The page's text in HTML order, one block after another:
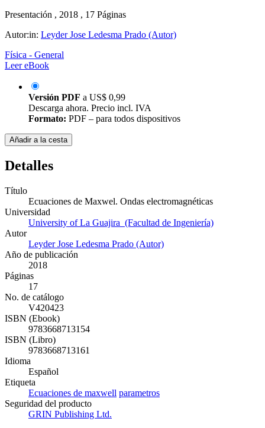
Presentación , 2018 , 17 Páginas
Autor:in: Leyder Jose Ledesma Prado (Autor)
Física - General
Leer eBook
Versión PDF a US$ 0,99
Descarga ahora. Precio incl. IVA
Formato: PDF – para todos dispositivos
Añadir a la cesta
Detalles
Título
Ecuaciones de Maxwel. Ondas electromagnéticas
Universidad
University of La Guajira (Facultad de Ingeniería)
Autor
Leyder Jose Ledesma Prado (Autor)
Año de publicación
2018
Páginas
17
No. de catálogo
V420423
ISBN (Ebook)
9783668713154
ISBN (Libro)
9783668713161
Idioma
Español
Etiqueta
Ecuaciones de maxwell parametros
Seguridad del producto
GRIN Publishing Ltd.